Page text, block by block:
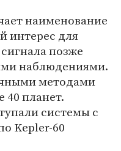
наименование
интерес для
позже
наблюдениями.
методами
40 планет.
системы с
Kepler-60